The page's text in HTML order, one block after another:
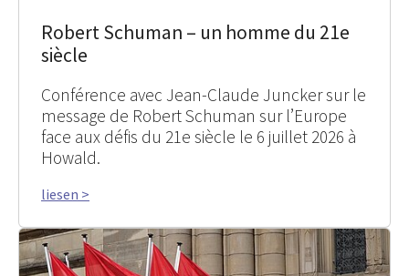
Robert Schuman – un homme du 21e
siècle
Conférence avec Jean-Claude Juncker sur le
message de Robert Schuman sur l’Europe
face aux défis du 21e siècle le 6 juillet 2026 à
Howald.
liesen >